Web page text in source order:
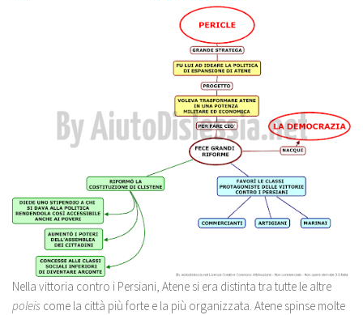
Nella vittoria contro i Persiani, Atene si era distinta tra tutte le altre
poleis come la città più forte e la più organizzata. Atene spinse molte